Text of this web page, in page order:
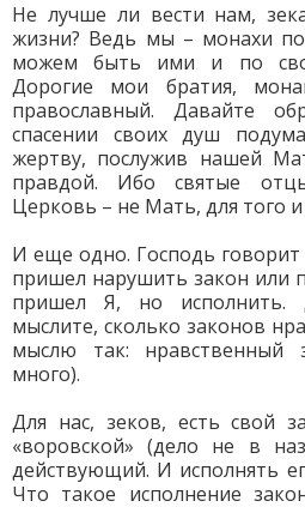
Не лучше ли вести нам,
жизни? Ведь мы – монахи
можем быть ими и по
Дорогие мои братия,
православный. Давайте
спасении своих душ
жертву, послужив нашей
правдой. Ибо святые
Церковь – не Мать, для того
И еще одно. Господь
пришел нарушить закон или
пришел Я, но исполнить.
мыслите, сколько законов
мыслю так: нравственный
много).
Для нас, зеков, есть свой
«воровской» (дело не в
действующий. И исполнять
Что такое исполнение